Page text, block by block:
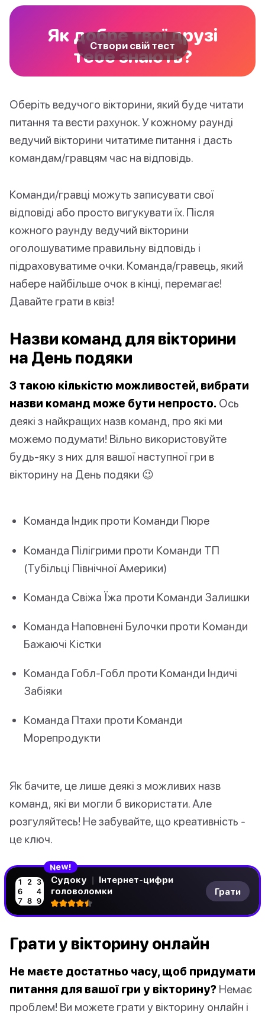
Як добре твої друзі
тебе знають?
Створи свій тест
Оберіть ведучого вікторини, який буде читати
питання та вести рахунок. У кожному раунді
ведучий вікторини читатиме питання і дасть
командам/гравцям час на відповідь.
Команди/гравці можуть записувати свої
відповіді або просто вигукувати їх. Після
кожного раунду ведучий вікторини
оголошуватиме правильну відповідь і
підраховуватиме очки. Команда/гравець, який
набере найбільше очок в кінці, перемагає!
Давайте грати в квіз!
Назви команд для вікторини
на День подяки
З такою кількістю можливостей, вибрати
назви команд може бути непросто. Ось
деякі з найкращих назв команд, про які ми
можемо подумати! Вільно використовуйте
будь-яку з них для вашої наступної гри в
вікторину на День подяки 😉
Команда Індик проти Команди Пюре
Команда Пілігрими проти Команди ТП
(Тубільці Північної Америки)
Команда Свіжа Їжа проти Команди Залишки
Команда Наповнені Булочки проти Команди
Бажаючі Кістки
Команда Гобл-Гобл проти Команди Індичі
Забіяки
Команда Птахи проти Команди
Морепродукти
Як бачите, це лише деякі з можливих назв
команд, які ви могли б використати. Але
розгуляйтесь! Не забувайте, що креативність -
це ключ.
New!
Судоку | Інтернет-цифри
головоломки
Грати
Грати у вікторину онлайн
Не маєте достатньо часу, щоб придумати
питання для вашої гри у вікторину? Немає
проблем! Ви можете грати у вікторину онлайн і